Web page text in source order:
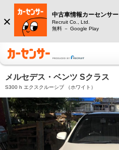
中古車情報カーセンサー
Recruit Co., Ltd.
無料 － Google Play
メルセデス・ベンツ Sクラス
S300 h エクスクルーシブ （ホワイト）